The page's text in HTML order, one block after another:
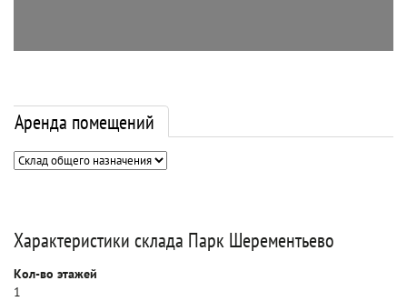
Аренда помещений
Характеристики склада Парк Шерементьево
Кол-во этажей
1